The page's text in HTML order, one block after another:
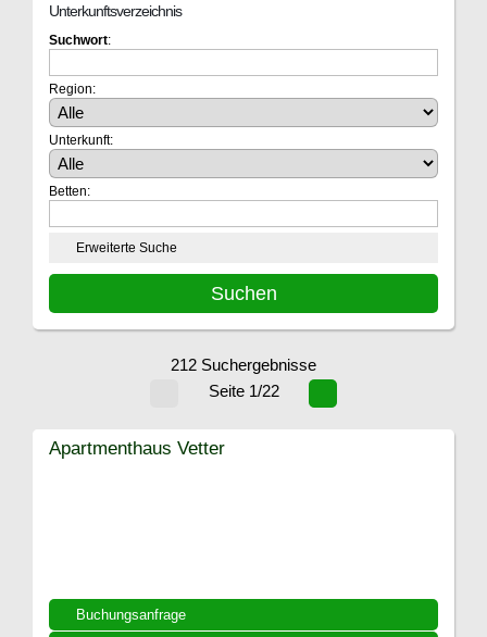
Unterkunftsverzeichnis
Suchwort:
Region:
Unterkunft:
Betten:
Erweiterte Suche
212 Suchergebnisse
Seite 1/22
Buchungsanfrage
Apartmenthaus Vetter